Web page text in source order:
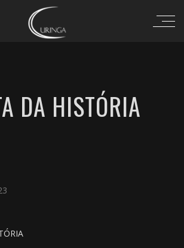
DA HISTÓRIA